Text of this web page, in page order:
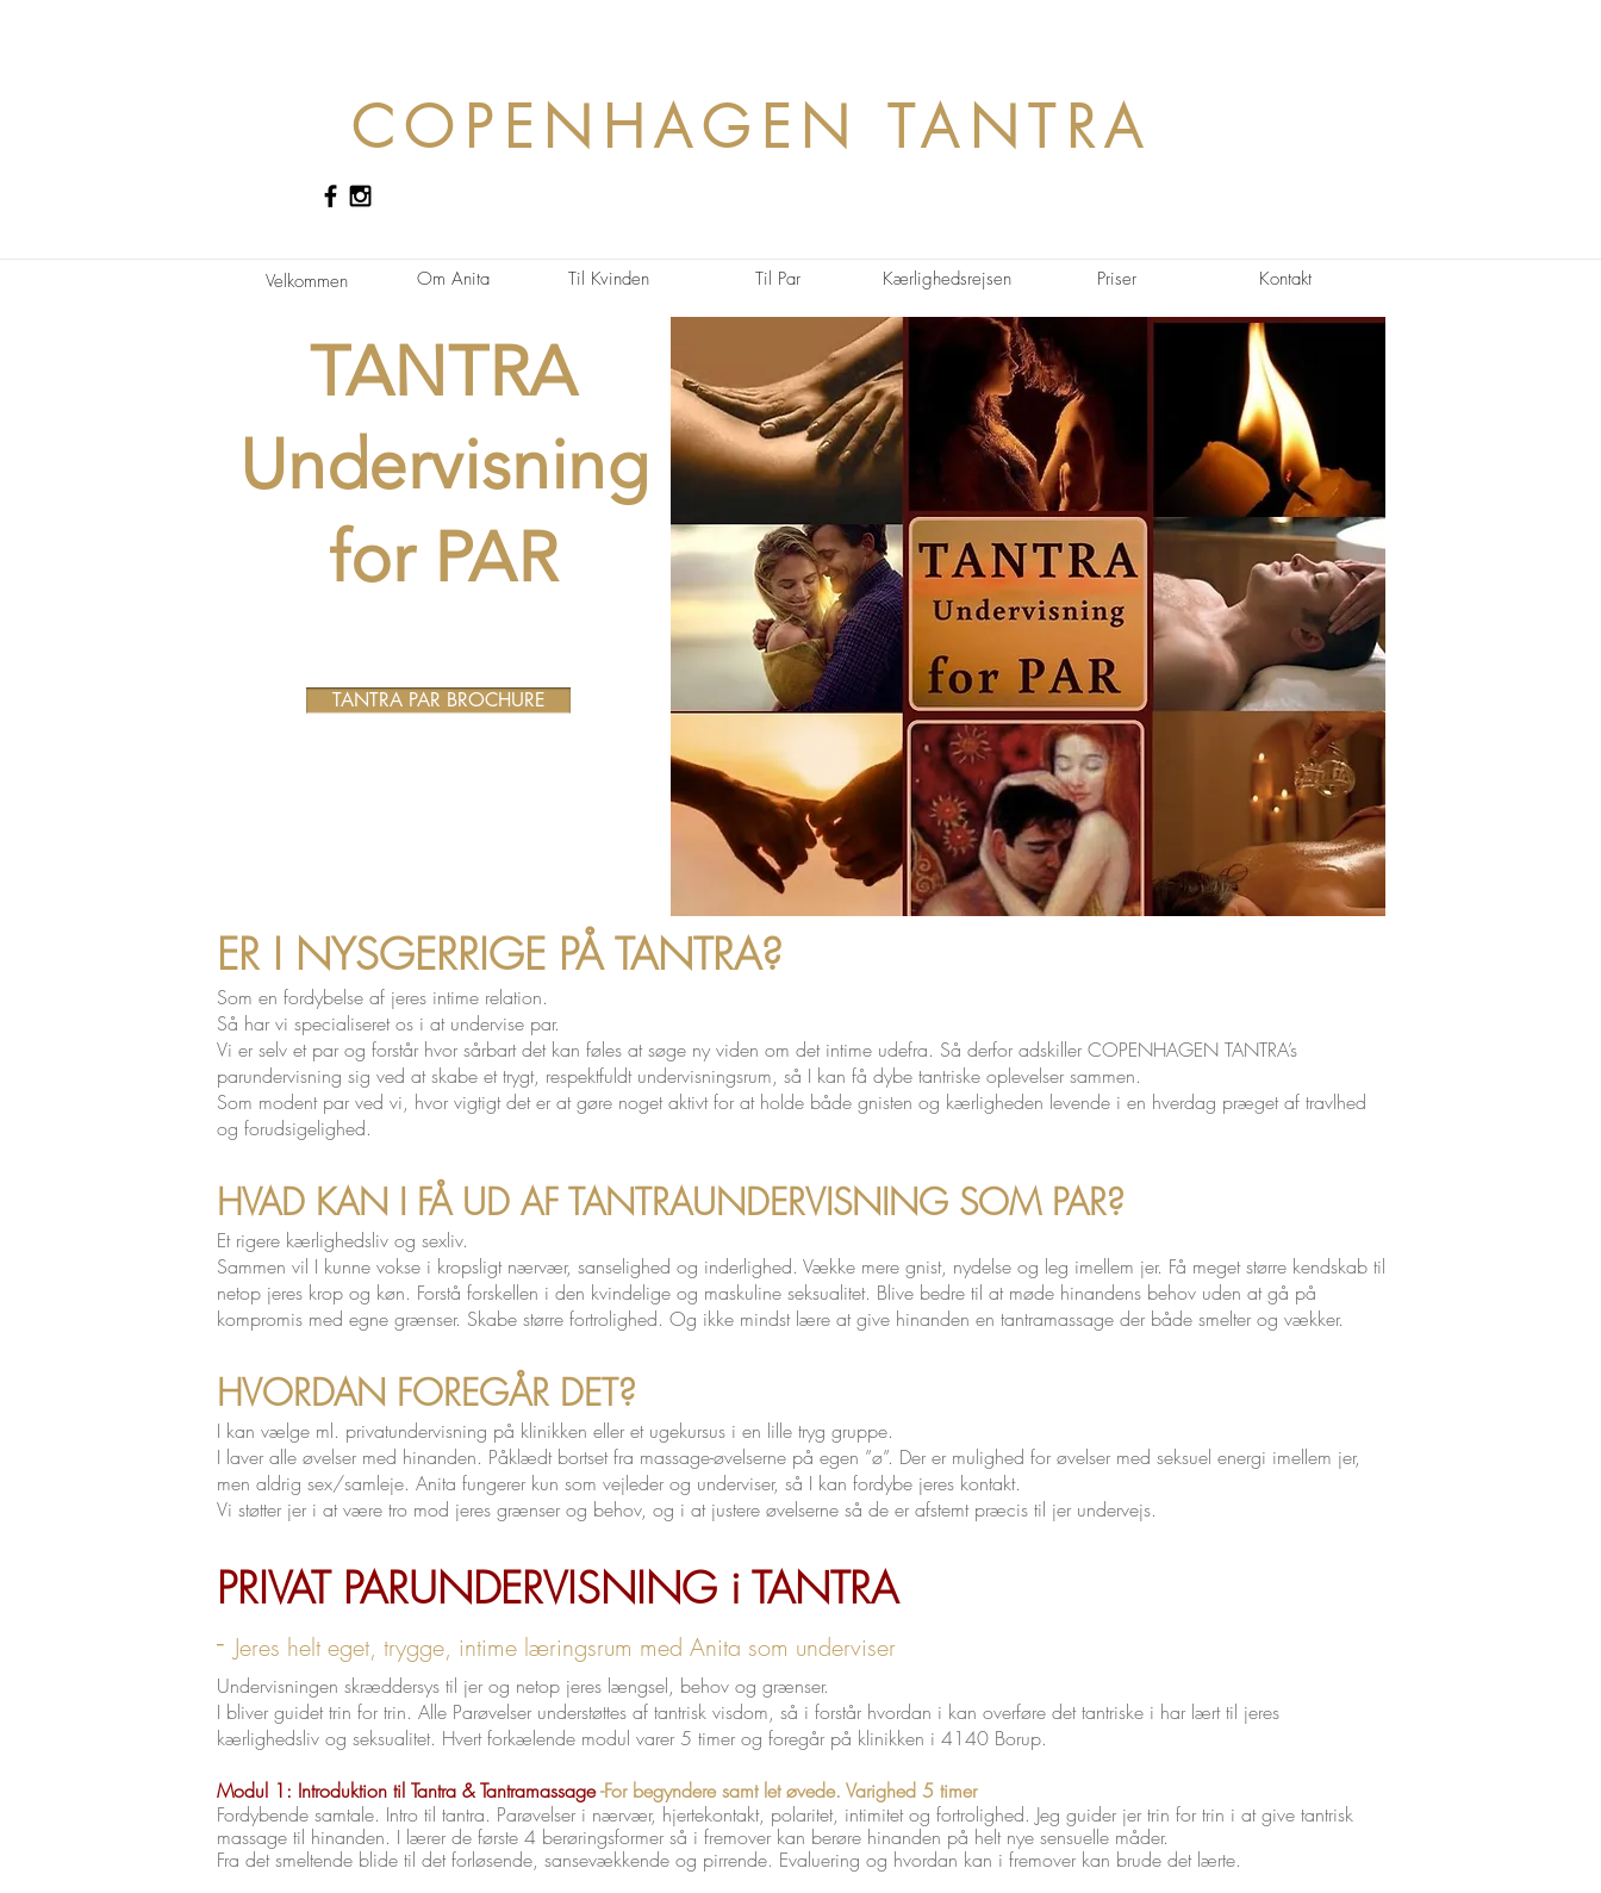
COPENHAGEN TANTRA
Velkommen Om Anita Til Kvinden Til Par Kærlighedsrejsen Priser Kontakt
TANTRA
Undervisning
for PAR
TANTRA PAR BROCHURE
ER I NYSGERRIGE PÅ TANTRA?
Som en fordybelse af jeres intime relation.
Så har vi specialiseret os i at undervise par.
Vi er selv et par og forstår hvor sårbart det kan føles at søge ny viden om det intime udefra. Så derfor adskiller COPENHAGEN TANTRA’s
parundervisning sig ved at skabe et trygt, respektfuldt undervisningsrum, så I kan få dybe tantriske oplevelser sammen.
Som modent par ved vi, hvor vigtigt det er at gøre noget aktivt for at holde både gnisten og kærligheden levende i en hverdag præget af travlhed
og forudsigelighed.
HVAD KAN I FÅ UD AF TANTRAUNDERVISNING SOM PAR?
Et rigere kærlighedsliv og sexliv.
Sammen vil I kunne vokse i kropsligt nærvær, sanselighed og inderlighed. Vække mere gnist, nydelse og leg imellem jer. Få meget større kendskab til
netop jeres krop og køn. Forstå forskellen i den kvindelige og maskuline seksualitet. Blive bedre til at møde hinandens behov uden at gå på
kompromis med egne grænser. Skabe større fortrolighed. Og ikke mindst lære at give hinanden en tantramassage der både smelter og vækker.
HVORDAN FOREGÅR DET?
I kan vælge ml. privatundervisning på klinikken eller et ugekursus i en lille tryg gruppe.
I laver alle øvelser med hinanden. Påklædt bortset fra massage-øvelserne på egen ”ø”. Der er mulighed for øvelser med seksuel energi imellem jer,
men aldrig sex/samleje. Anita fungerer kun som vejleder og underviser, så I kan fordybe jeres kontakt.
Vi støtter jer i at være tro mod jeres grænser og behov, og i at justere øvelserne så de er afstemt præcis til jer undervejs.
PRIVAT PARUNDERVISNING i TANTRA
- Jeres helt eget, trygge, intime læringsrum med Anita som underviser
Undervisningen skræddersys til jer og netop jeres længsel, behov og grænser.
I bliver guidet trin for trin. Alle Parøvelser understøttes af tantrisk visdom, så i forstår hvordan i kan overføre det tantriske i har lært til jeres
kærlighedsliv og seksualitet. Hvert forkælende modul varer 5 timer og foregår på klinikken i 4140 Borup.
Modul 1: Introduktion til Tantra & Tantramassage-For begyndere samt let øvede. Varighed 5 timer
Fordybende samtale. Intro til tantra. Parøvelser i nærvær, hjertekontakt, polaritet, intimitet og fortrolighed. Jeg guider jer trin for trin i at give tantrisk
massage til hinanden. I lærer de første 4 berøringsformer så i fremover kan berøre hinanden på helt nye sensuelle måder.
Fra det smeltende blide til det forløsende, sansevækkende og pirrende. Evaluering og hvordan kan i fremover kan brude det lærte.